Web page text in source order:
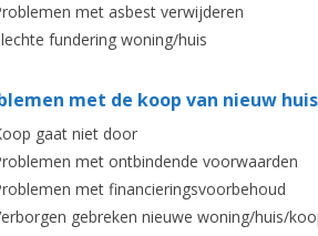
met asbest verwijderen
fundering woning/huis
met de koop van nieuw
gaat niet door
met ontbindende voorwaarden
met financieringsvoorbehoud
gebreken nieuwe woning/huis/